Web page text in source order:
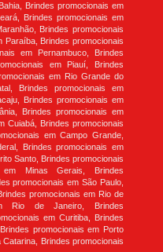
Brindes promocionais em
Brindes promocionais em
Brindes promocionais
Brindes promocionais
em Pernambuco, Brindes
em Piauí, Brindes
em Rio Grande do
Brindes promocionais em
Brindes promocionais em
Brindes promocionais em
Cuiabá, Brindes promocionais
em Campo Grande,
Brindes promocionais em
Santo, Brindes promocionais
Minas Gerais, Brindes
promocionais em São Paulo,
promocionais em Rio de
Rio de Janeiro, Brindes
em Curitiba, Brindes
promocionais em Porto
Brindes promocionais